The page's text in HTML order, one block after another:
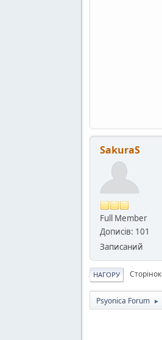
SakuraS
Full Member
Дописів: 101
Записаний
НАГОРУ Сторінок
Psyonica Forum ►